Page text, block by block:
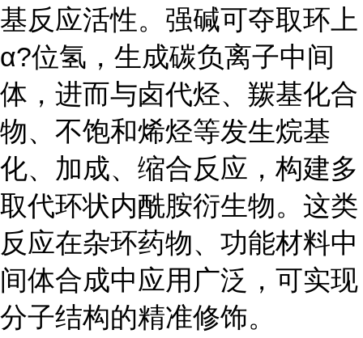
基反应活性。强碱可夺取环上
α?位氢，生成碳负离子中间
体，进而与卤代烃、羰基化合
物、不饱和烯烃等发生烷基
化、加成、缩合反应，构建多
取代环状内酰胺衍生物。这类
反应在杂环药物、功能材料中
间体合成中应用广泛，可实现
分子结构的精准修饰。